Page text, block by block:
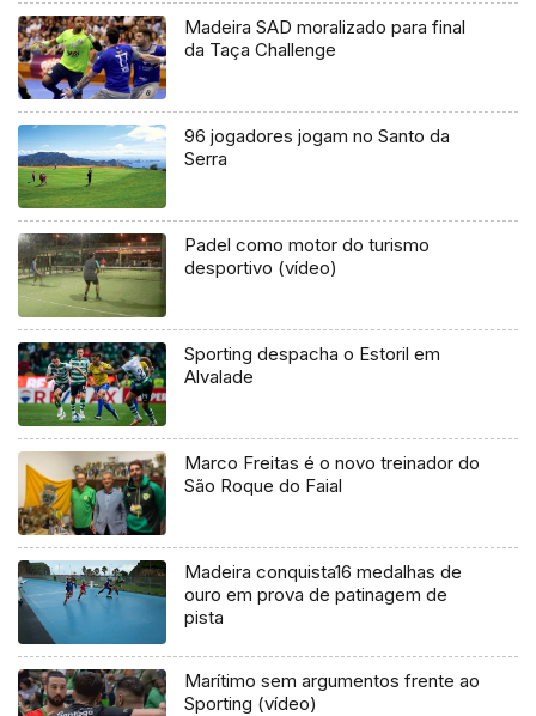
Madeira SAD moralizado para final
da Taça Challenge
96 jogadores jogam no Santo da
Serra
Padel como motor do turismo
desportivo (vídeo)
Sporting despacha o Estoril em
Alvalade
Marco Freitas é o novo treinador do
São Roque do Faial
Madeira conquista16 medalhas de
ouro em prova de patinagem de
pista
Marítimo sem argumentos frente ao
Sporting (vídeo)